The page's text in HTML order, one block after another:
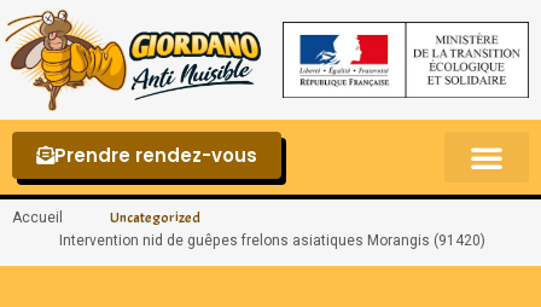
Prendre rendez-vous
Accueil Uncategorized
Intervention nid de guêpes frelons asiatiques Morangis (91420)